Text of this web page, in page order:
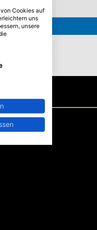
Cookies auf
uns
unsere